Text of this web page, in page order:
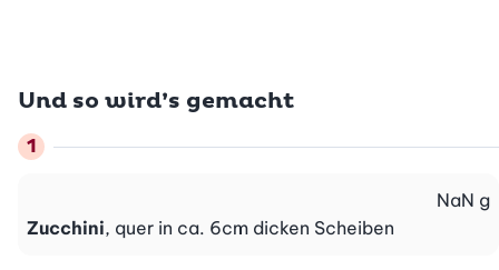
Und so wird’s gemacht
Zucchini, quer in ca. 6cm dicken Scheiben
NaN g